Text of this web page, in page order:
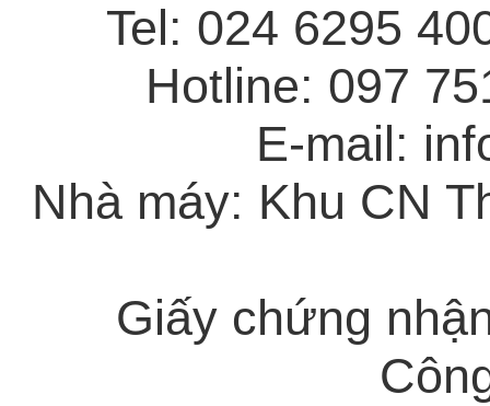
Tel: 024 6295
Hotline: 097
E-mail:
Nhà máy: Khu CN
Giấy chứng